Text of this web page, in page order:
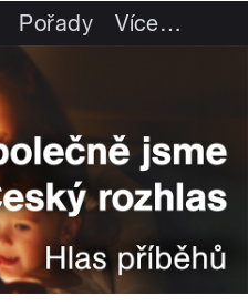
Pořady Více…